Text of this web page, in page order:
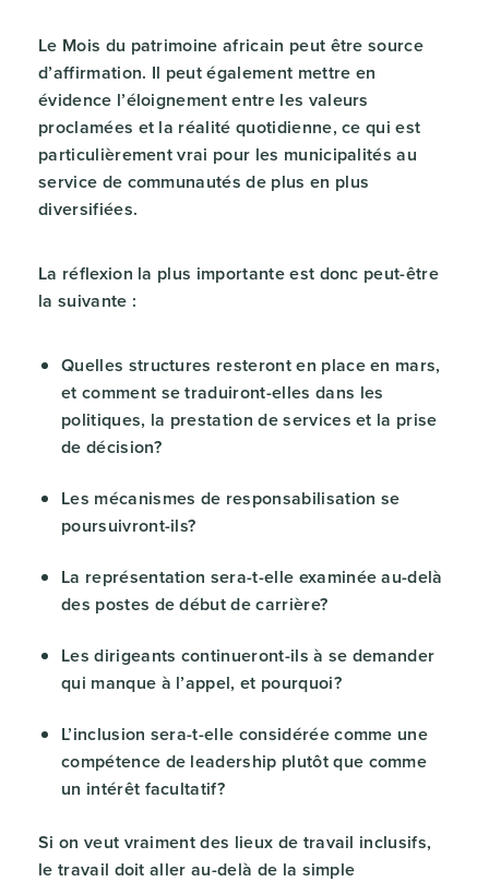
Le Mois du patrimoine africain peut être source
d’affirmation. Il peut également mettre en
évidence l’éloignement entre les valeurs
proclamées et la réalité quotidienne, ce qui est
particulièrement vrai pour les municipalités au
service de communautés de plus en plus
diversifiées.
La réflexion la plus importante est donc peut-être
la suivante :
Quelles structures resteront en place en mars,
et comment se traduiront-elles dans les
politiques, la prestation de services et la prise
de décision?
Les mécanismes de responsabilisation se
poursuivront-ils?
La représentation sera-t-elle examinée au-delà
des postes de début de carrière?
Les dirigeants continueront-ils à se demander
qui manque à l’appel, et pourquoi?
L’inclusion sera-t-elle considérée comme une
compétence de leadership plutôt que comme
un intérêt facultatif?
Si on veut vraiment des lieux de travail inclusifs,
le travail doit aller au-delà de la simple